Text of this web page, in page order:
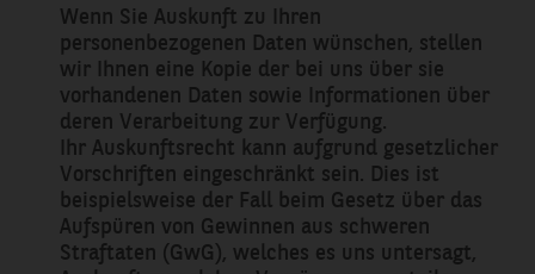
Wenn Sie Auskunft zu Ihren
personenbezogenen Daten wünschen, stellen
wir Ihnen eine Kopie der bei uns über sie
vorhandenen Daten sowie Informationen über
deren Verarbeitung zur Verfügung.
Ihr Auskunftsrecht kann aufgrund gesetzlicher
Vorschriften eingeschränkt sein. Dies ist
beispielsweise der Fall beim Gesetz über das
Aufspüren von Gewinnen aus schweren
Straftaten (GwG), welches es uns untersagt,